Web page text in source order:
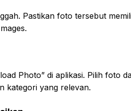
Pastikan foto tersebut
Photo” di aplikasi. Pilih foto
kategori yang relevan.